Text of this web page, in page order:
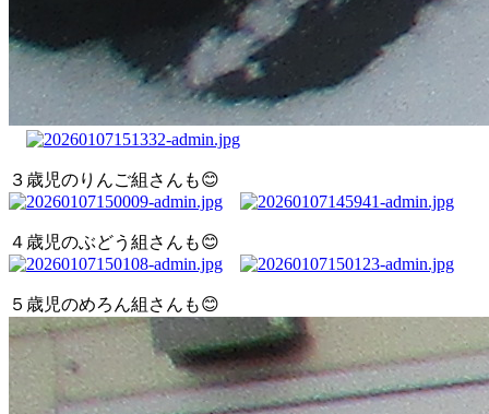
３歳児のりんご組さんも😊
４歳児のぶどう組さんも😊
５歳児のめろん組さんも😊